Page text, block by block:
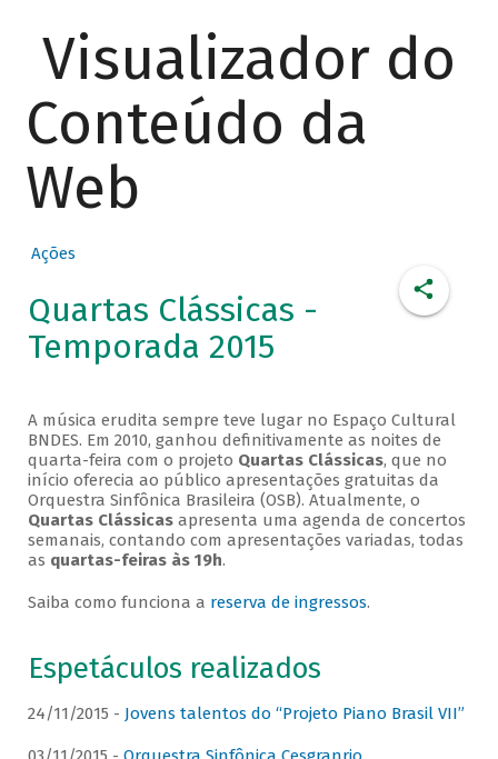
Visualizador do
Conteúdo da
Web
Ações
Quartas Clássicas -
Temporada 2015
A música erudita sempre teve lugar no Espaço Cultural
BNDES. Em 2010, ganhou definitivamente as noites de
quarta-feira com o projeto Quartas Clássicas, que no
início oferecia ao público apresentações gratuitas da
Orquestra Sinfônica Brasileira (OSB). Atualmente, o
Quartas Clássicasapresenta uma agenda de concertos
semanais, contando com apresentações variadas, todas
as quartas-feiras às 19h.
Saiba como funciona a reserva de ingressos.
Espetáculos realizados
24/11/2015 - Jovens talentos do “Projeto Piano Brasil VII”